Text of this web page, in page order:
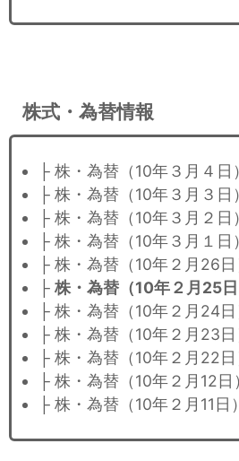
株式・為替情報
├ 株・為替（10年３月４日）
├ 株・為替（10年３月３日）
├ 株・為替（10年３月２日）
├ 株・為替（10年３月１日）
├ 株・為替（10年２月26日
├ 株・為替（10年２月25日
├ 株・為替（10年２月24日
├ 株・為替（10年２月23日
├ 株・為替（10年２月22日
├ 株・為替（10年２月12日
├ 株・為替（10年２月11日）